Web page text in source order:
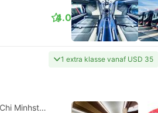
4.0
1 extra klasse vanaf USD 35
New Eastern Bus Station, Ho Chi Minhstad